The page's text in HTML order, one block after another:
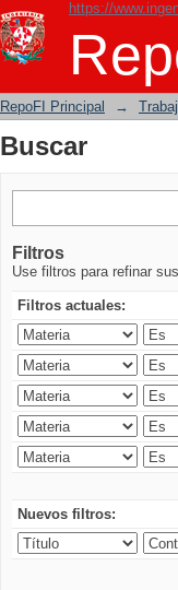
https://
Buscar
RepoFI Principal →
Buscar
Filtros
Use filtros para refinar
Filtros actuales:
Nuevos filtros: